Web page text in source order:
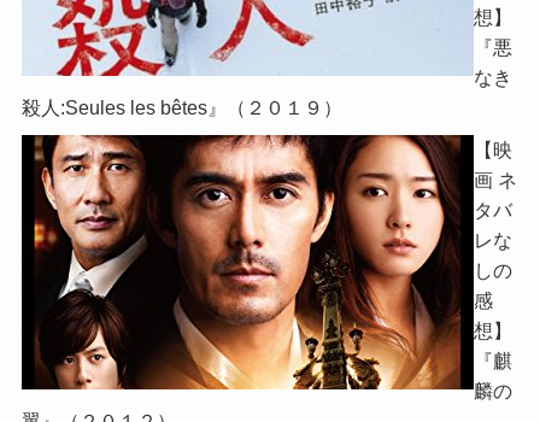
想】
『悪
なき
殺人:Seules les bêtes』（２０１９）
【映
画 ネ
タバ
レな
しの
感
想】
『麒
麟の